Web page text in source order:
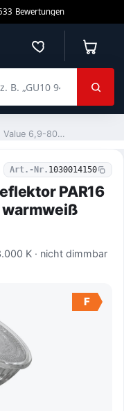
Bewertungen
Merkzettel
Osram / Ledvance LED Reflektor PAR16 60° Value 6,9-80W/830 warmweiß 575lm GU10 220-240V
Art.-Nr. 1030014150
PAR16
K · nicht dimmbar
F